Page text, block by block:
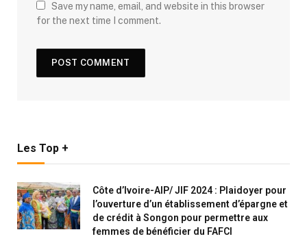
Save my name, email, and website in this browser
for the next time I comment.
Les Top +
Côte d’Ivoire-AIP/ JIF 2024 : Plaidoyer pour
l’ouverture d’un établissement d’épargne et
de crédit à Songon pour permettre aux
femmes de bénéficier du FAFCI